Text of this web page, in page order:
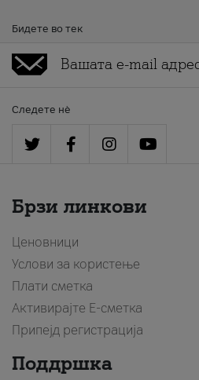
Бидете во тек
Следете нè
Брзи линкови
Ценовници
Услови за користење
Плати сметка
Активирајте Е-сметка
Припејд регистрација
Поддршка